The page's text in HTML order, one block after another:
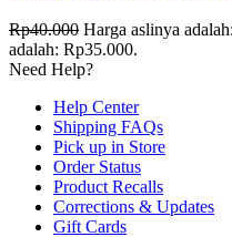
Rp40.000 Harga aslinya
adalah: Rp35.000.
Need Help?
Help Center
Shipping FAQs
Pick up in Store
Order Status
Product Recalls
Corrections & Updates
Gift Cards